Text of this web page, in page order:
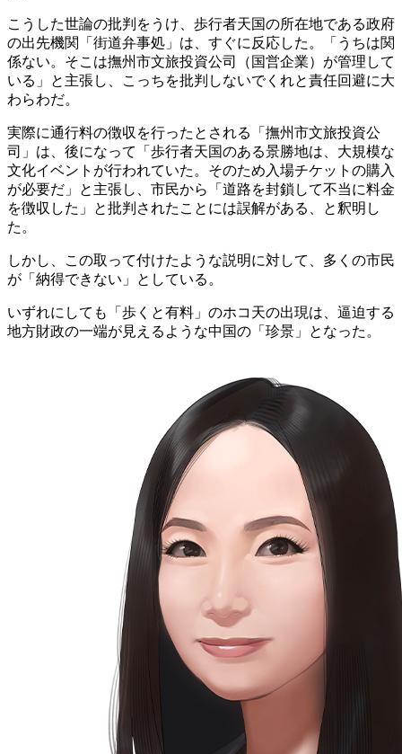
こうした世論の批判をうけ、歩行者天国の所在地である政府
の出先機関「街道弁事処」は、すぐに反応した。「うちは関
係ない。そこは撫州市文旅投資公司（国営企業）が管理して
いる」と主張し、こっちを批判しないでくれと責任回避に大
わらわだ。
実際に通行料の徴収を行ったとされる「撫州市文旅投資公
司」は、後になって「歩行者天国のある景勝地は、大規模な
文化イベントが行われていた。そのため入場チケットの購入
が必要だ」と主張し、市民から「道路を封鎖して不当に料金
を徴収した」と批判されたことには誤解がある、と釈明し
た。
しかし、この取って付けたような説明に対して、多くの市民
が「納得できない」としている。
いずれにしても「歩くと有料」のホコ天の出現は、逼迫する
地方財政の一端が見えるような中国の「珍景」となった。